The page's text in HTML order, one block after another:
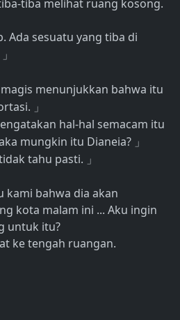
tiba melihat ruang kosong.
Ada sesuatu yang tiba di
」
menunjukkan bahwa itu
」
hal-hal semacam itu
mungkin itu Dianeia? 」
tahu pasti. 」
kami bahwa dia akan
kota malam ini ... Aku ingin
untuk itu?
ke tengah ruangan.